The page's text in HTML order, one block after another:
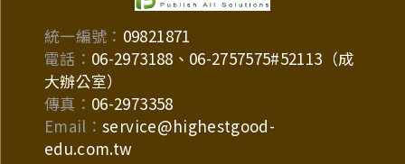
統一編號： 09821871
電話： 06-2973188、06-2757575#52113（成
大辦公室）
傳真： 06-2973358
Email：service@highestgood-
edu.com.tw